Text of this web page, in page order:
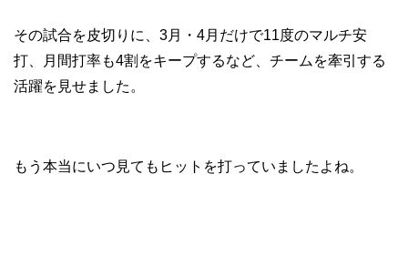
その試合を皮切りに、3月・4月だけで11度のマルチ安
打、月間打率も4割をキープするなど、チームを牽引する
活躍を見せました。
もう本当にいつ見てもヒットを打っていましたよね。